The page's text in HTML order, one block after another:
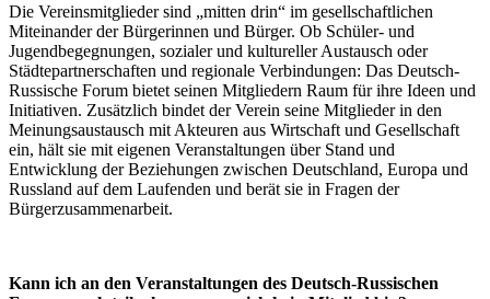
Die Vereinsmitglieder sind „mitten drin“ im gesellschaftlichen
Miteinander der Bürgerinnen und Bürger. Ob Schüler- und
Jugendbegegnungen, sozialer und kultureller Austausch oder
Städtepartnerschaften und regionale Verbindungen: Das Deutsch-
Russische Forum bietet seinen Mitgliedern Raum für ihre Ideen und
Initiativen. Zusätzlich bindet der Verein seine Mitglieder in den
Meinungsaustausch mit Akteuren aus Wirtschaft und Gesellschaft
ein, hält sie mit eigenen Veranstaltungen über Stand und
Entwicklung der Beziehungen zwischen Deutschland, Europa und
Russland auf dem Laufenden und berät sie in Fragen der
Bürgerzusammenarbeit.
Kann ich an den Veranstaltungen des Deutsch-Russischen